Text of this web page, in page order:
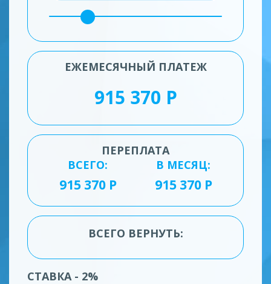
ЕЖЕМЕСЯЧНЫЙ ПЛАТЕЖ
ПЕРЕПЛАТА
ВСЕГО:
В МЕСЯЦ:
ВСЕГО ВЕРНУТЬ:
СТАВКА - 2%